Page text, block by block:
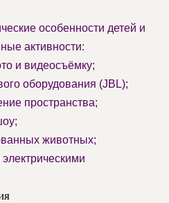
особенности детей и
активности:
и видеосъёмку;
оборудования (JBL);
пространства;
животных;